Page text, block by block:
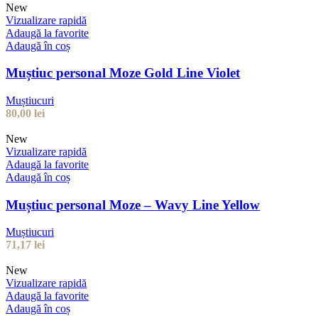
New
Vizualizare rapidă
Adaugă la favorite
Adaugă în coș
Muștiuc personal Moze Gold Line Violet
Muștiucuri
80,00 lei
New
Vizualizare rapidă
Adaugă la favorite
Adaugă în coș
Muștiuc personal Moze – Wavy Line Yellow
Muștiucuri
71,17 lei
New
Vizualizare rapidă
Adaugă la favorite
Adaugă în coș